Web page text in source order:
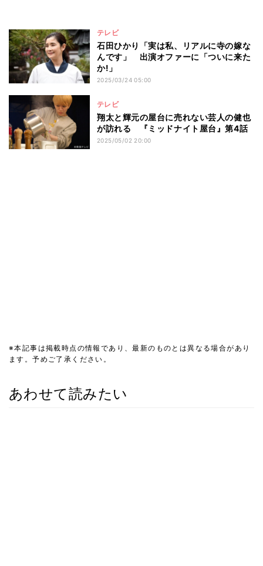
テレビ
石田ひかり「実は私、リアルに寺の嫁な
んです」 出演オファーに「ついに来た
か!」
2025/03/24 05:00
テレビ
翔太と輝元の屋台に売れない芸人の健也
が訪れる 『ミッドナイト屋台』第4話
2025/05/02 20:00
※本記事は掲載時点の情報であり、最新のものとは異なる場合があり
ます。予めご了承ください。
あわせて読みたい